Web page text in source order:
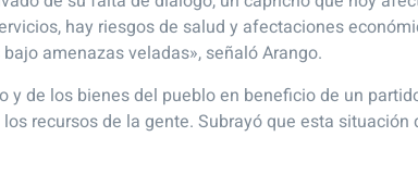
hay riesgos de salud y afectaciones
amenazas veladas», señaló Arango.
de los bienes del pueblo en beneficio de un
recursos de la gente. Subrayó que esta situación